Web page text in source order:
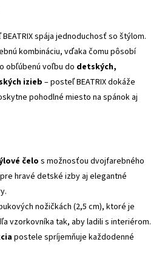
spája jednoduchosť so štýlom.
kombináciu, vďaka čomu pôsobí
obľúbenú voľbu do detských,
izieb – posteľ BEATRIX dokáže
pohodlné miesto na spánok aj
čelo s možnosťou dvojfarebného
hravé detské izby aj elegantné
nožičkách (2,5 cm), ktoré je
vzorkovníka tak, aby ladili s interiérom.
postele spríjemňuje každodenné